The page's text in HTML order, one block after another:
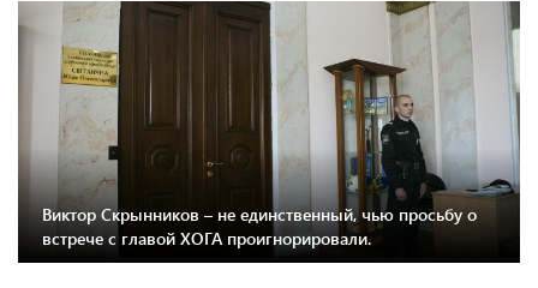
Виктор Скрынников – не единственный, чью просьбу о
встрече с главой ХОГА проигнорировали.